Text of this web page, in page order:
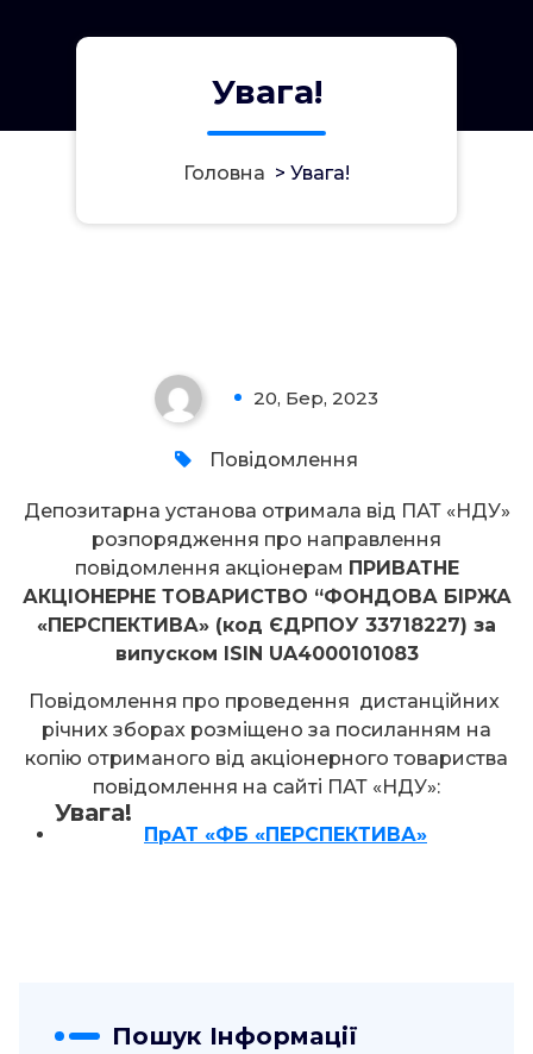
Увага!
Головна > Увага!
20, Бер, 2023
Повідомлення
Увага!
Депозитарна установа отримала від ПАТ «НДУ»
розпорядження про направлення
повідомлення акціонерам ПРИВАТНЕ
АКЦІОНЕРНЕ ТОВАРИСТВО “ФОНДОВА БІРЖА
«ПЕРСПЕКТИВА» (код ЄДРПОУ 33718227) за
випуском ISIN UA4000101083
Повідомлення про проведення дистанційних
річних зборах розміщено за посиланням на
копію отриманого від акціонерного товариства
повідомлення на сайті ПАТ «НДУ»:
ПрАТ «ФБ «ПЕРСПЕКТИВА»
Пошук Інформації